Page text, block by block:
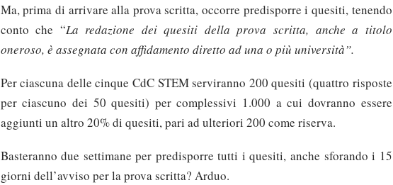
Ma, prima di arrivare alla prova scritta, occorre predisporre i quesiti, tenendo
conto che “La redazione dei quesiti della prova scritta, anche a titolo
oneroso, è assegnata con affidamento diretto ad una o più università”.
Per ciascuna delle cinque CdC STEM serviranno 200 quesiti (quattro risposte
per ciascuno dei 50 quesiti) per complessivi 1.000 a cui dovranno essere
aggiunti un altro 20% di quesiti, pari ad ulteriori 200 come riserva.
Basteranno due settimane per predisporre tutti i quesiti, anche sforando i 15
giorni dell’avviso per la prova scritta? Arduo.